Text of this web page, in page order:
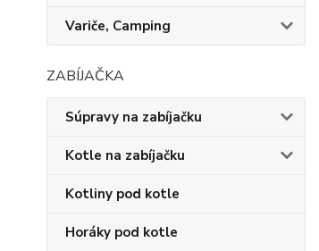
Variče, Camping
ZABÍJAČKA
Súpravy na zabíjačku
Kotle na zabíjačku
Kotliny pod kotle
Horáky pod kotle